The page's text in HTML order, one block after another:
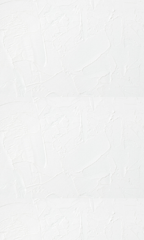
矯正治療に伴う
矯正治療は、数か月から数年に
期間中は装置の違和感や見た目
ることがありますが、当院では